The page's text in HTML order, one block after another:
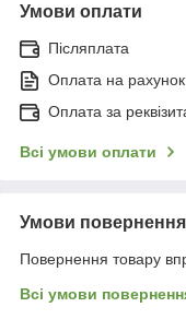
Умови оплати
Післяплата
Оплата на рахунок
Оплата за
Всі умови оплати
Умови повернення
Повернення товару
Всі умови